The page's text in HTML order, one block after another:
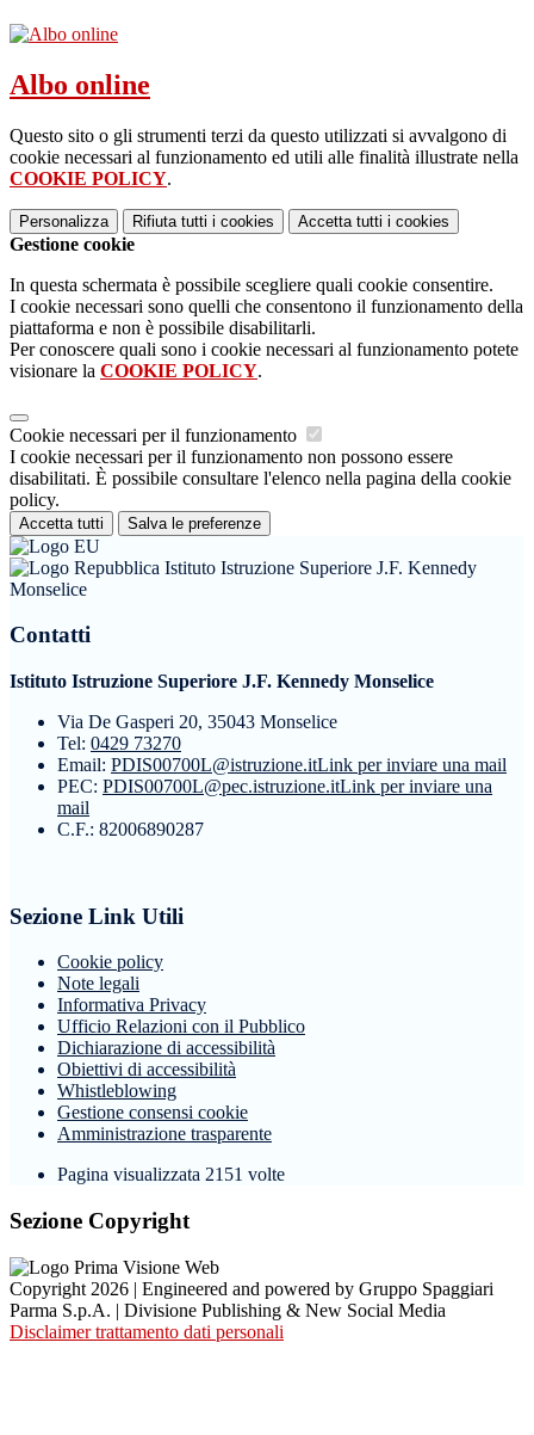
Albo online
Questo sito o gli strumenti terzi da questo utilizzati si avvalgono di
cookie necessari al funzionamento ed utili alle finalità illustrate nella
COOKIE POLICY.
Personalizza Rifiuta tutti i cookies Accetta tutti i cookies
Gestione cookie
In questa schermata è possibile scegliere quali cookie consentire.
I cookie necessari sono quelli che consentono il funzionamento della
piattaforma e non è possibile disabilitarli.
Per conoscere quali sono i cookie necessari al funzionamento potete
visionare la COOKIE POLICY.
Cookie necessari per il funzionamento
I cookie necessari per il funzionamento non possono essere
disabilitati. È possibile consultare l'elenco nella pagina della cookie
policy.
Accetta tutti Salva le preferenze
Istituto Istruzione Superiore J.F. Kennedy
Monselice
Contatti
Istituto Istruzione Superiore J.F. Kennedy Monselice
Via De Gasperi 20, 35043 Monselice
Tel: 0429 73270
Email: PDIS00700L@istruzione.itLink per inviare una mail
PEC: PDIS00700L@pec.istruzione.itLink per inviare una
mail
C.F.: 82006890287
Sezione Link Utili
Cookie policy
Note legali
Informativa Privacy
Ufficio Relazioni con il Pubblico
Dichiarazione di accessibilità
Obiettivi di accessibilità
Whistleblowing
Gestione consensi cookie
Amministrazione trasparente
Pagina visualizzata 2151 volte
Sezione Copyright
Copyright 2026 | Engineered and powered by Gruppo Spaggiari
Parma S.p.A. | Divisione Publishing & New Social Media
Disclaimer trattamento dati personali